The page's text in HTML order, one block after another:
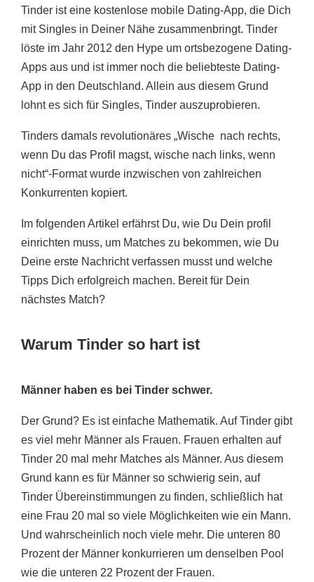
Tinder ist eine kostenlose mobile Dating-App, die Dich
mit Singles in Deiner Nähe zusammenbringt. Tinder
löste im Jahr 2012 den Hype um ortsbezogene Dating-
Apps aus und ist immer noch die beliebteste Dating-
App in den Deutschland. Allein aus diesem Grund
lohnt es sich für Singles, Tinder auszuprobieren.
Tinders damals revolutionäres „Wische nach rechts,
wenn Du das Profil magst, wische nach links, wenn
nicht“-Format wurde inzwischen von zahlreichen
Konkurrenten kopiert.
Im folgenden Artikel erfährst Du, wie Du Dein profil
einrichten muss, um Matches zu bekommen, wie Du
Deine erste Nachricht verfassen musst und welche
Tipps Dich erfolgreich machen. Bereit für Dein
nächstes Match?
Warum Tinder so hart ist
Männer haben es bei Tinder schwer.
Der Grund? Es ist einfache Mathematik. Auf Tinder gibt
es viel mehr Männer als Frauen. Frauen erhalten auf
Tinder 20 mal mehr Matches als Männer. Aus diesem
Grund kann es für Männer so schwierig sein, auf
Tinder Übereinstimmungen zu finden, schließlich hat
eine Frau 20 mal so viele Möglichkeiten wie ein Mann.
Und wahrscheinlich noch viele mehr. Die unteren 80
Prozent der Männer konkurrieren um denselben Pool
wie die unteren 22 Prozent der Frauen.